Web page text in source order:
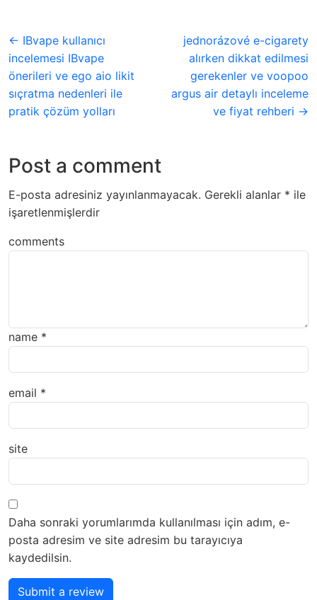
← IBvape kullanıcı
incelemesi IBvape
önerileri ve ego aio likit
sıçratma nedenleri ile
pratik çözüm yolları
jednorázové e-cigarety
alırken dikkat edilmesi
gerekenler ve voopoo
argus air detaylı inceleme
ve fiyat rehberi →
Post a comment
E-posta adresiniz yayınlanmayacak. Gerekli alanlar * ile
işaretlenmişlerdir
comments
name *
email *
site
Daha sonraki yorumlarımda kullanılması için adım, e-
posta adresim ve site adresim bu tarayıcıya
kaydedilsin.
Submit a review